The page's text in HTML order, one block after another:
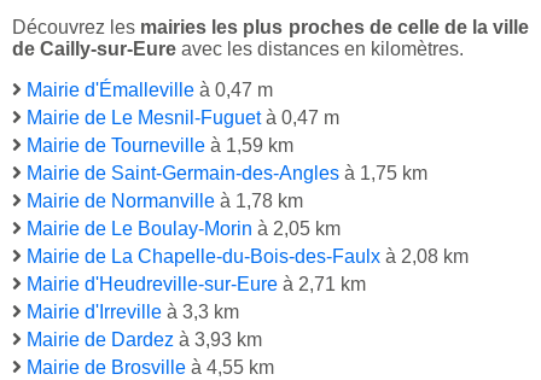
Découvrez les mairies les plus proches de celle de la ville
de Cailly-sur-Eure avec les distances en kilomètres.
Mairie d'Émalleville à 0,47 m
Mairie de Le Mesnil-Fuguetà 0,47 m
Mairie de Tourneville à 1,59 km
Mairie de Saint-Germain-des-Angles à 1,75 km
Mairie de Normanville à 1,78 km
Mairie de Le Boulay-Morin à 2,05 km
Mairie de La Chapelle-du-Bois-des-Faulx à 2,08 km
Mairie d'Heudreville-sur-Eure à 2,71 km
Mairie d'Irreville à 3,3 km
Mairie de Dardez à 3,93 km
Mairie de Brosville à 4,55 km